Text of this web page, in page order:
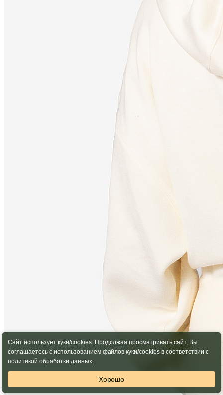
Сайт использует куки/cookies. Продолжая просматривать сайт, Вы
соглашаетесь с использованием файлов куки/cookies в соответствии с
политикой обработки данных.
Хорошо